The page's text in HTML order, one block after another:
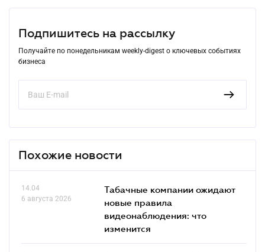
Подпишитесь на рассылку
Получайте по понедельникам weekly-digest о ключевых событиях
бизнеса
Похожие новости
14.04
6 августа 2026
Табачные компании ожидают
новые правила
видеонаблюдения: что
изменится